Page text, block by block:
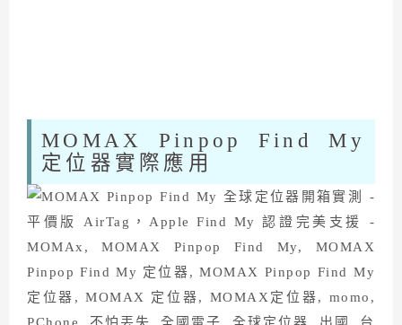
MOMAX Pinpop Find My
定位器實際應用